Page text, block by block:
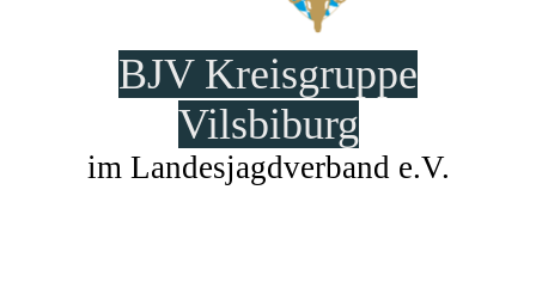
BJV Kreisgruppe
Vilsbiburg
im Landesjagdverband e.V.